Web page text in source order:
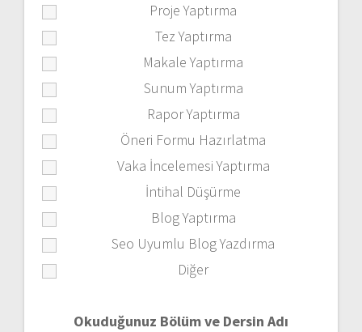
Proje Yaptırma
Tez Yaptırma
Makale Yaptırma
Sunum Yaptırma
Rapor Yaptırma
Öneri Formu Hazırlatma
Vaka İncelemesi Yaptırma
İntihal Düşürme
Blog Yaptırma
Seo Uyumlu Blog Yazdırma
Diğer
Okuduğunuz Bölüm ve Dersin Adı